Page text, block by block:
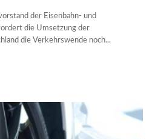
der Eisenbahn- und
die Umsetzung der
die Verkehrswende noch...